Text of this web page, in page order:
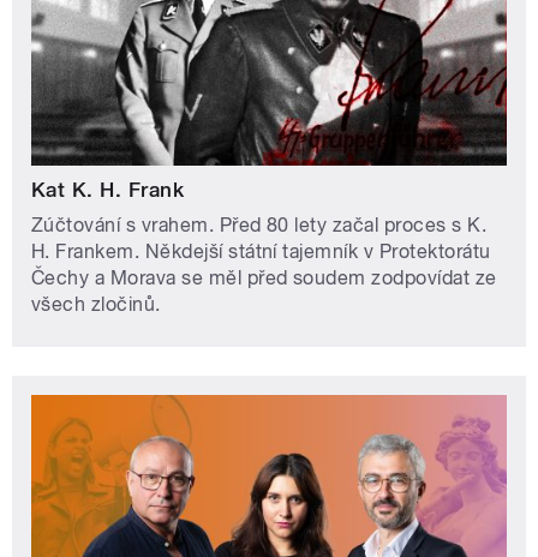
Kat K. H. Frank
Zúčtování s vrahem. Před 80 lety začal proces s K.
H. Frankem. Někdejší státní tajemník v Protektorátu
Čechy a Morava se měl před soudem zodpovídat ze
všech zločinů.